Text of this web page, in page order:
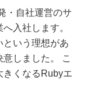
・自社運営のサ
入社します。
という理想があ
しました。 こ
きくなるRubyエ